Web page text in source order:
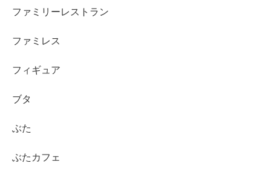
ファミリーレストラン
ファミレス
フィギュア
ブタ
ぶた
ぶたカフェ